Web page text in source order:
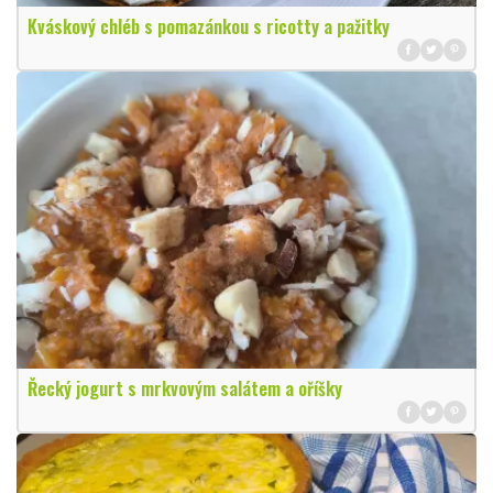
Kváskový chléb s pomazánkou s ricotty a pažitky
Řecký jogurt s mrkvovým salátem a oříšky